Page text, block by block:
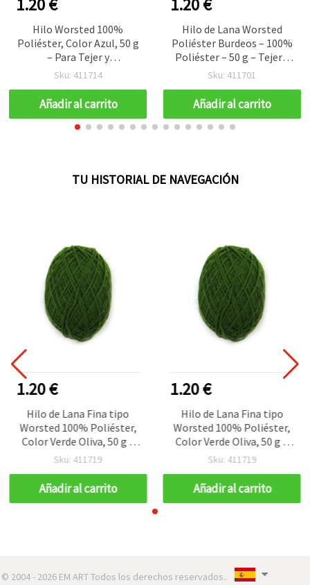
Hilo Worsted 100%
Poliéster, Color Azul, 50 g
– Para Tejer y
Manualidades DIY
Punto)
Sku: 411714
Añadir al carrito
Hilo de Lana Worsted
Poliéster Burdeos – 100%
Poliéster – 50 g – Tejer y
Ganchillo EM ART
Sku: 411701
Añadir al carrito
TU HISTORIAL DE NAVEGACIÓN
1.20 €
Hilo de Lana Fina tipo
Worsted 100% Poliéster,
Color Verde Oliva, 50 g –
Para Tejer a Punto y
Sku: 411719
Añadir al carrito
1.20 €
Hilo de Lana Fina tipo
Worsted 100% Poliéster,
Color Verde Oliva, 50 g –
Para Tejer a Punto y
Sku: 411719
Añadir al carrito
© 2004 - 2026 EM ART Todos los derechos reservados..